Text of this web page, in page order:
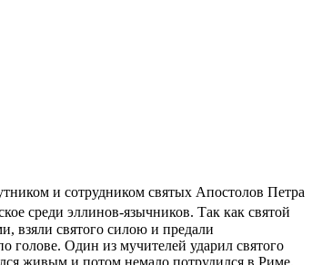
и сотрудником святых Апостолов Петра
среди эллинов-язычников. Так как святой
взяли святого силою и предали
голове. Один из мучителей ударил святого
живым и потом немало потрудился в Риме,